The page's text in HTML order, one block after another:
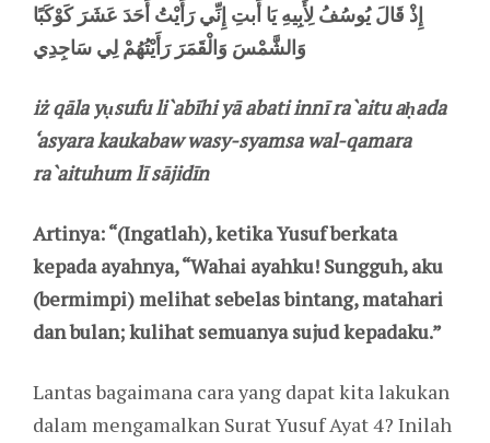
إِذْ قَالَ يُوسُفُ لِأَبِيهِ يَا أَبتِ إِنِّي رَأَيْتُ أَحَدَ عَشَرَ كَوْكَبًا
وَالشَّمْسَ وَالْقَمَرَ رَأَيْتُهُمْ لِي سَاجِدِي
iż qāla yụsufu li`abīhi yā abati innī ra`aitu aḥada
‘asyara kaukabaw wasy-syamsa wal-qamara
ra`aituhum lī sājidīn
Artinya: “(Ingatlah), ketika Yusuf berkata
kepada ayahnya, “Wahai ayahku! Sungguh, aku
(bermimpi) melihat sebelas bintang, matahari
dan bulan; kulihat semuanya sujud kepadaku.”
Lantas bagaimana cara yang dapat kita lakukan
dalam mengamalkan Surat Yusuf Ayat 4? Inilah